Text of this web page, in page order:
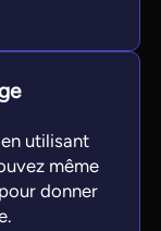
utilisant
même
donner